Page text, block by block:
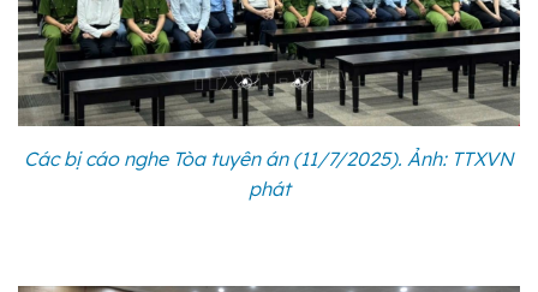
Các bị cáo nghe Tòa tuyên án (11/7/2025). Ảnh: TTXVN
phát